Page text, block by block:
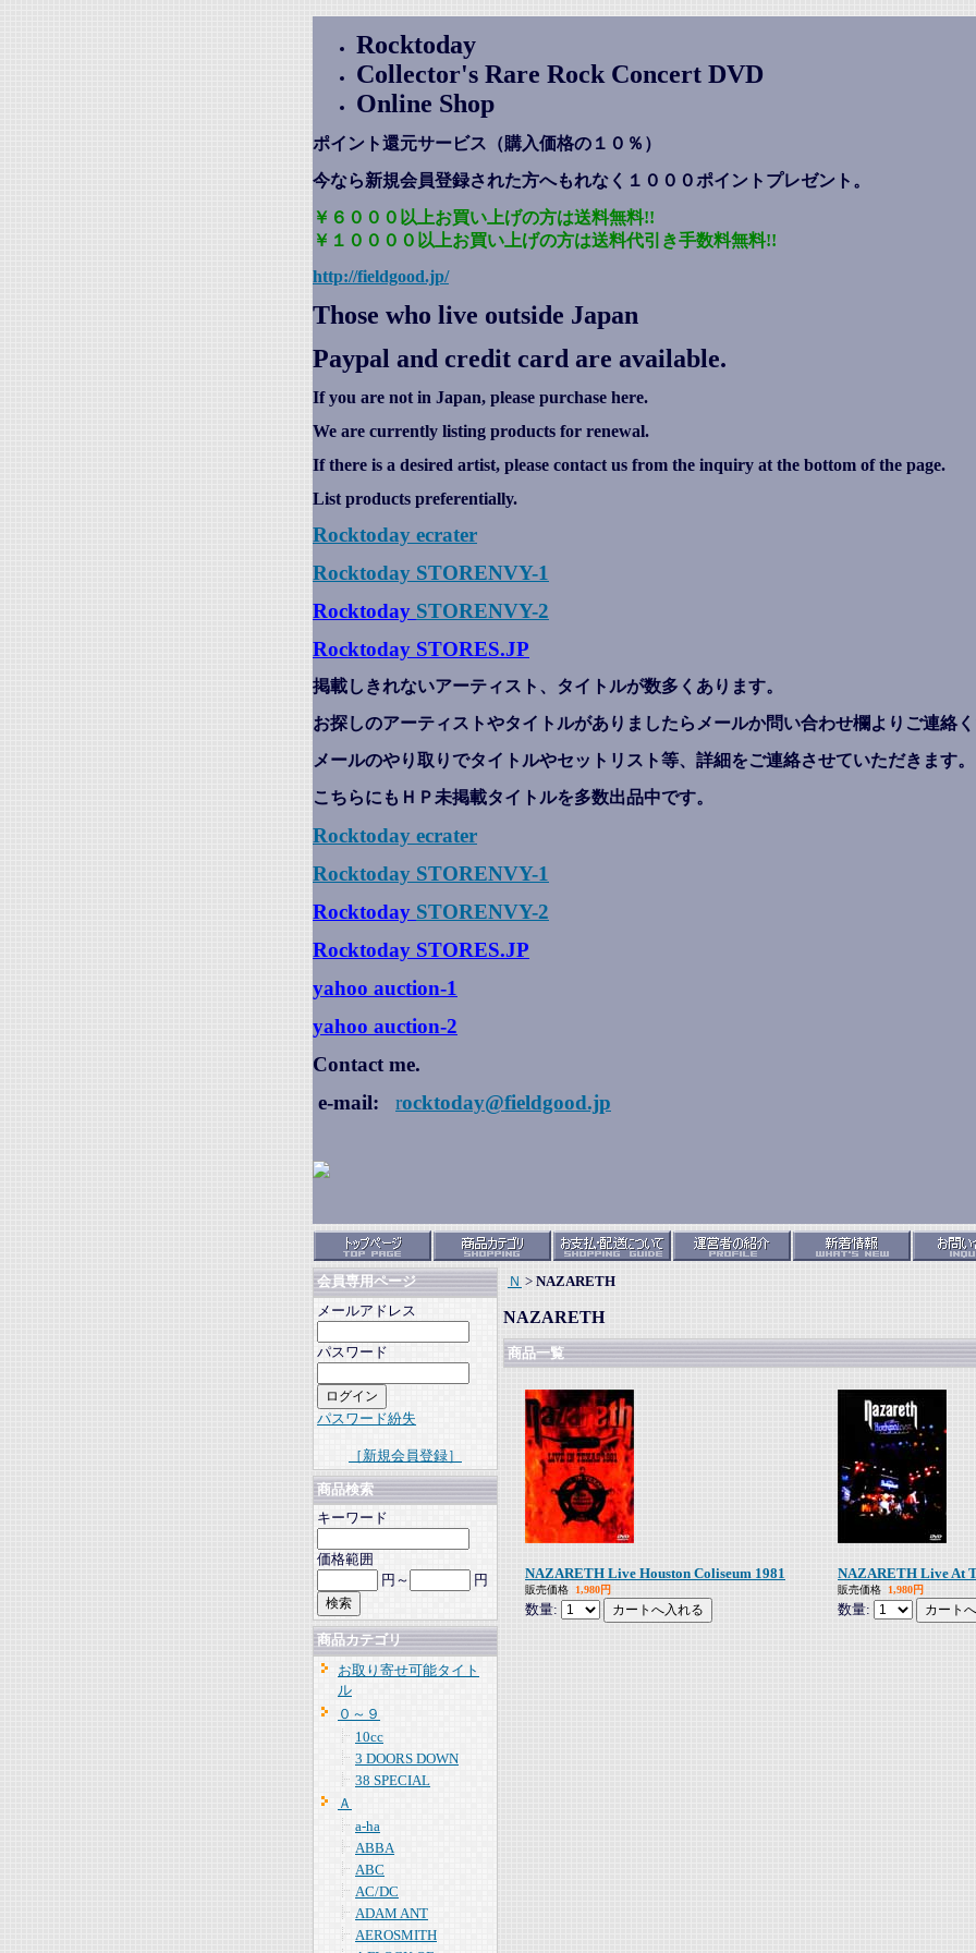
Rocktoday
Collector's Rare Rock Concert DVD
Online Shop
ポイント還元サービス（購入価格の１０％）
今なら新規会員登録された方へもれなく１０００ポイントプレゼント 。
￥６０００以上お買い上げの方は送料無料!!
￥１００００以上お買い上げの方は送料代引き手数料無料!!
http://fieldgood.jp/
Those who live outside Japan
Paypal and credit card are available.
If you are not in Japan, please purchase here.
We are currently listing products for renewal.
If there is a desired artist, please contact us from the inquiry at the bottom of the page.
List products preferentially.
Rocktoday ecrater
Rocktoday STORENVY-1
Rocktoday STORENVY-2
Rocktoday STORES.JP
掲載しきれないアーティスト、タイトルが数多くあります。
お探しのアーティストやタイトルがありましたらメールか問い合わせ欄よりご連絡
メールのやり取りでタイトルやセットリスト等、詳細をご連絡させていただきます。
こちらにもＨＰ未掲載タイトルを多数出品中です。
Rocktoday ecrater
Rocktoday STORENVY-1
Rocktoday STORENVY-2
Rocktoday STORES.JP
yahoo auction-1
yahoo auction-2
Contact me.
e-mail:
rocktoday@fieldgood.jp
会員専用ページ
メールアドレス
パスワード
パスワード紛失
［新規会員登録］
商品検索
キーワード
価格範囲
円～
円
商品カテゴリ
お取り寄せ可能タイト
ル
０～９
10cc
3 DOORS DOWN
38 SPECIAL
Ａ
a-ha
ABBA
ABC
AC/DC
ADAM ANT
AEROSMITH
Ｎ > NAZARETH
NAZARETH
商品一覧
NAZARETH Live Houston Coliseum 1981
販売価格 1,980円
数量:
NAZARETH Live At
販売価格 1,980円
数量: